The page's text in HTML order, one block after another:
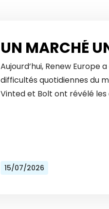
UN MARCHÉ
Aujourd’hui, Renew Europe
difficultés quotidiennes du
Vinted et Bolt ont révélé
15/07/2026